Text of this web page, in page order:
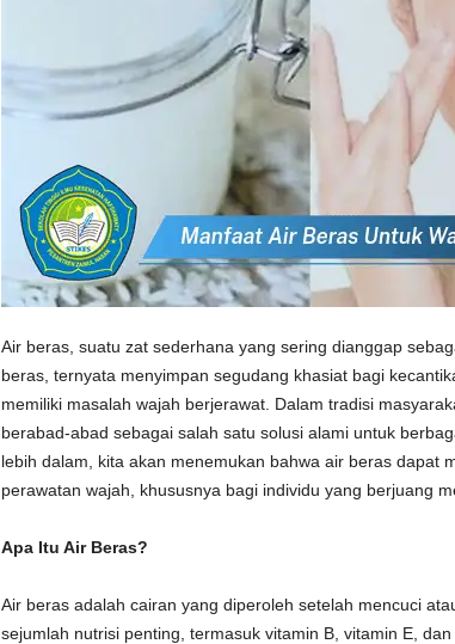
Air beras, suatu zat sederhana yang sering dianggap
beras, ternyata menyimpan segudang khasiat bagi
memiliki masalah wajah berjerawat. Dalam tradisi
berabad-abad sebagai salah satu solusi alami untuk
lebih dalam, kita akan menemukan bahwa air beras dapat
perawatan wajah, khususnya bagi individu yang berjuang
Apa Itu Air Beras?
Air beras adalah cairan yang diperoleh setelah mencuci
sejumlah nutrisi penting, termasuk vitamin B, vitamin E,